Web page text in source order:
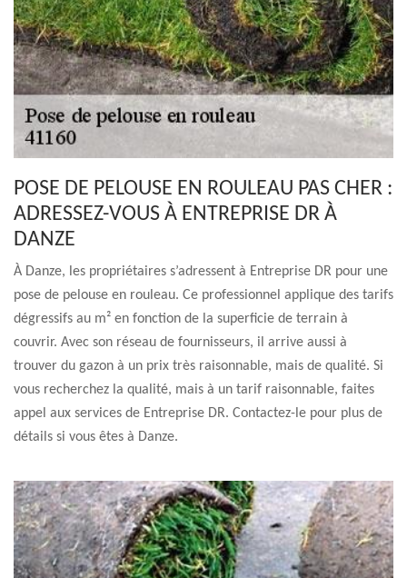
POSE DE PELOUSE EN ROULEAU PAS CHER :
ADRESSEZ-VOUS À ENTREPRISE DR À
DANZE
À Danze, les propriétaires s’adressent à Entreprise DR pour une
pose de pelouse en rouleau. Ce professionnel applique des tarifs
dégressifs au m² en fonction de la superficie de terrain à
couvrir. Avec son réseau de fournisseurs, il arrive aussi à
trouver du gazon à un prix très raisonnable, mais de qualité. Si
vous recherchez la qualité, mais à un tarif raisonnable, faites
appel aux services de Entreprise DR. Contactez-le pour plus de
détails si vous êtes à Danze.